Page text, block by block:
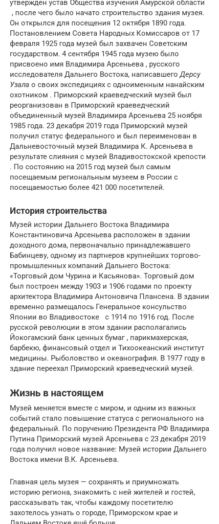
утвержден устав Общества изучения Амурской области
, после чего было начато строительство здания музея.
Он открылся для посещения 12 октября 1890 года.
Постановлением Совета Народных Комиссаров от 17
февраля 1925 года музей был захвачен Советским
государством. 4 сентября 1945 года музею было
присвоено имя Владимира Арсеньева , русского
исследователя Дальнего Востока, написавшегоДерсу
Узала о своих экспедициях с одноименным нанайским
охотником . Приморский краеведческий музей был
реорганизован в Приморский краеведческий
объединенный музей Владимира Арсеньева 25 ноября
1985 года. 23 декабря 2019 года Приморский музей
получил статус федерального и был переименован в
Дальневосточный музей Владимира К. Арсеньева в
результате слияния с музей Владивостокской крепости
. По состоянию на 2015 год музей был самым
посещаемым региональным музеем в России с
посещаемостью более 421 000 посетителей.
История строительства
Музей истории Дальнего Востока Владимира
Константиновича Арсеньева расположен в здании
доходного дома, первоначально принадлежавшего
Бабинцеву, одному из партнеров крупнейших торгово-
промышленных компаний Дальнего Востока:
«Торговый дом Чурина и Касьянова». Торговый дом
был построен между 1903 и 1906 годами по проекту
архитектора Владимира Антоновича Плансена. В здании
временно размещалось Генеральное консульство
Японии во Владивостоке с 1914 по 1916 год. После
русской революции в этом здании располагались
Йокогамский банк ценных бумаг , парикмахерская,
барбекю, финансовый отдел и Тихоокеанский институт
медицины. Рыболовство и океанография. В 1977 году в
здание переехал Приморский краеведческий музей.
Жизнь в настоящем
Музей меняется вместе с миром, и одним из важных
событий стало повышение статуса с регионального на
федеральный. По поручению Президента РФ Владимира
Путина Приморский музей Арсеньева с 23 декабря 2019
года получил новое название: Музей истории Дальнего
Востока имени В.К. Арсеньева.
Главная цель музея — сохранять и приумножать
историю региона, знакомить с ней жителей и гостей,
рассказывать так, чтобы каждому посетителю
захотелось узнать о городе, Приморском крае и